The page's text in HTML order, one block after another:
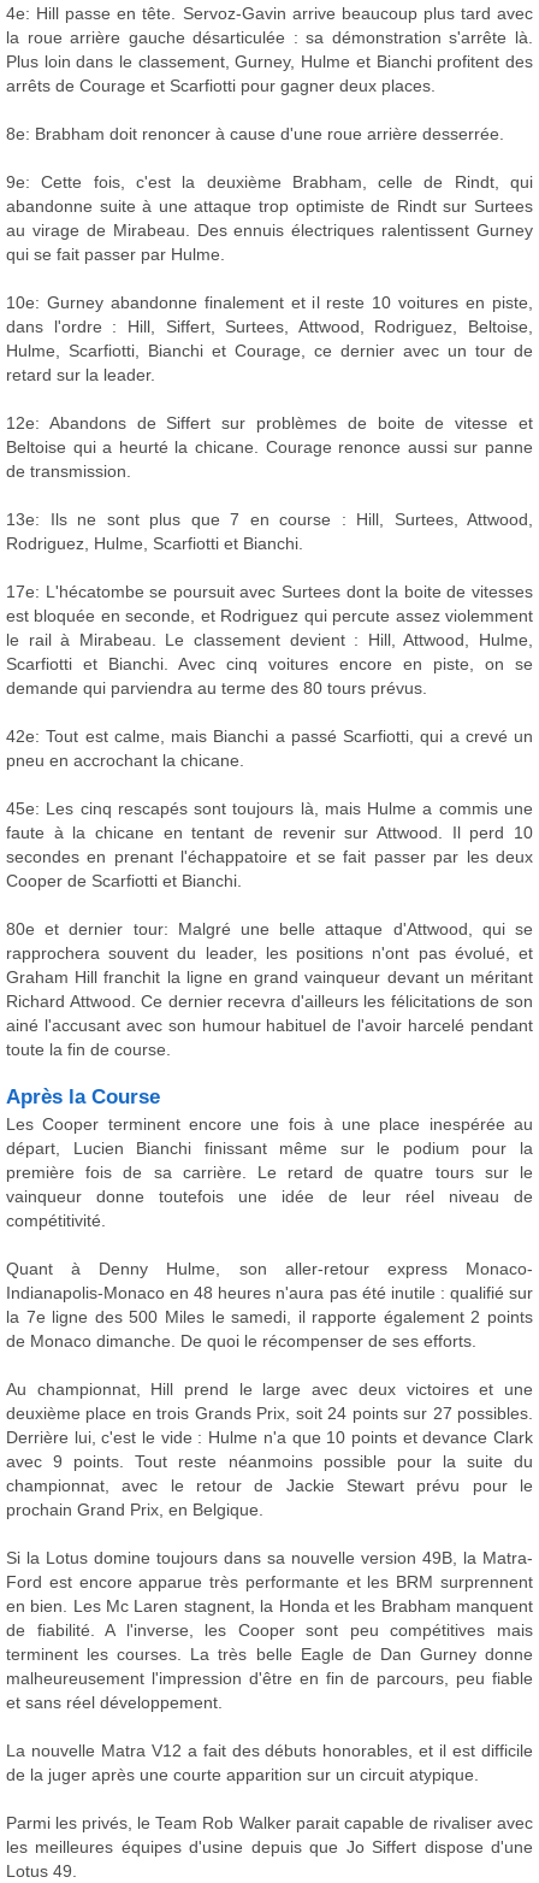
4e: Hill passe en tête. Servoz-Gavin arrive beaucoup plus tard avec
la roue arrière gauche désarticulée : sa démonstration s'arrête là.
Plus loin dans le classement, Gurney, Hulme et Bianchi profitent des
arrêts de Courage et Scarfiotti pour gagner deux places.
8e: Brabham doit renoncer à cause d'une roue arrière desserrée.
9e: Cette fois, c'est la deuxième Brabham, celle de Rindt, qui
abandonne suite à une attaque trop optimiste de Rindt sur Surtees
au virage de Mirabeau. Des ennuis électriques ralentissent Gurney
qui se fait passer par Hulme.
10e: Gurney abandonne finalement et il reste 10 voitures en piste,
dans l'ordre : Hill, Siffert, Surtees, Attwood, Rodriguez, Beltoise,
Hulme, Scarfiotti, Bianchi et Courage, ce dernier avec un tour de
retard sur la leader.
12e: Abandons de Siffert sur problèmes de boite de vitesse et
Beltoise qui a heurté la chicane. Courage renonce aussi sur panne
de transmission.
13e: Ils ne sont plus que 7 en course : Hill, Surtees, Attwood,
Rodriguez, Hulme, Scarfiotti et Bianchi.
17e: L'hécatombe se poursuit avec Surtees dont la boite de vitesses
est bloquée en seconde, et Rodriguez qui percute assez violemment
le rail à Mirabeau. Le classement devient : Hill, Attwood, Hulme,
Scarfiotti et Bianchi. Avec cinq voitures encore en piste, on se
demande qui parviendra au terme des 80 tours prévus.
42e: Tout est calme, mais Bianchi a passé Scarfiotti, qui a crevé un
pneu en accrochant la chicane.
45e: Les cinq rescapés sont toujours là, mais Hulme a commis une
faute à la chicane en tentant de revenir sur Attwood. Il perd 10
secondes en prenant l'échappatoire et se fait passer par les deux
Cooper de Scarfiotti et Bianchi.
80e et dernier tour: Malgré une belle attaque d'Attwood, qui se
rapprochera souvent du leader, les positions n'ont pas évolué, et
Graham Hill franchit la ligne en grand vainqueur devant un méritant
Richard Attwood. Ce dernier recevra d'ailleurs les félicitations de son
ainé l'accusant avec son humour habituel de l'avoir harcelé pendant
toute la fin de course.
Après la Course
Les Cooper terminent encore une fois à une place inespérée au
départ, Lucien Bianchi finissant même sur le podium pour la
première fois de sa carrière. Le retard de quatre tours sur le
vainqueur donne toutefois une idée de leur réel niveau de
compétitivité.
Quant à Denny Hulme, son aller-retour express Monaco-
Indianapolis-Monaco en 48 heures n'aura pas été inutile : qualifié sur
la 7e ligne des 500 Miles le samedi, il rapporte également 2 points
de Monaco dimanche. De quoi le récompenser de ses efforts.
Au championnat, Hill prend le large avec deux victoires et une
deuxième place en trois Grands Prix, soit 24 points sur 27 possibles.
Derrière lui, c'est le vide : Hulme n'a que 10 points et devance Clark
avec 9 points. Tout reste néanmoins possible pour la suite du
championnat, avec le retour de Jackie Stewart prévu pour le
prochain Grand Prix, en Belgique.
Si la Lotus domine toujours dans sa nouvelle version 49B, la Matra-
Ford est encore apparue très performante et les BRM surprennent
en bien. Les Mc Laren stagnent, la Honda et les Brabham manquent
de fiabilité. A l'inverse, les Cooper sont peu compétitives mais
terminent les courses. La très belle Eagle de Dan Gurney donne
malheureusement l'impression d'être en fin de parcours, peu fiable
et sans réel développement.
La nouvelle Matra V12 a fait des débuts honorables, et il est difficile
de la juger après une courte apparition sur un circuit atypique.
Parmi les privés, le Team Rob Walker parait capable de rivaliser avec
les meilleures équipes d'usine depuis que Jo Siffert dispose d'une
Lotus 49.